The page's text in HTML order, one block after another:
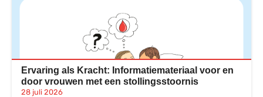
Ervaring als Kracht: Informatiemateriaal voor en
door vrouwen met een stollingsstoornis
28 juli 2026